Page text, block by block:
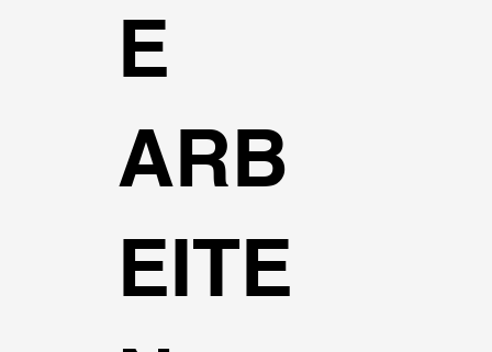
E
ARB
EITE